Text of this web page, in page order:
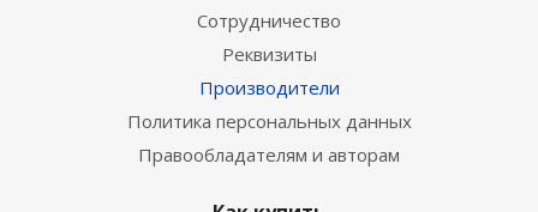
Сотрудничество
Реквизиты
Производители
Политика персональных данных
Правообладателям и авторам